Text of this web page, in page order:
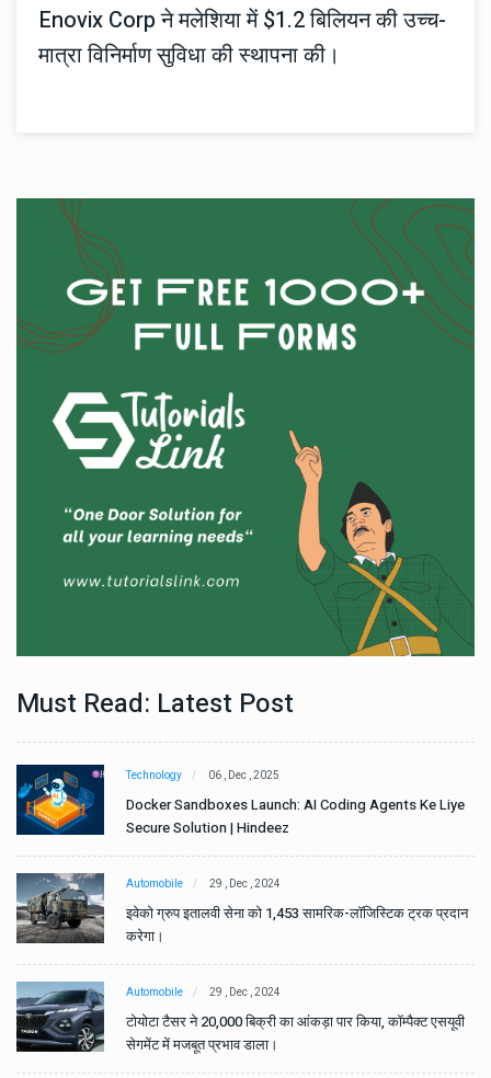
Enovix Corp ने मलेशिया में $1.2 बिलियन की उच्च-
मात्रा विनिर्माण सुविधा की स्थापना की।
Must Read: Latest Post
Technology 06 , Dec , 2025
Docker Sandboxes Launch: AI Coding Agents Ke Liye
Secure Solution | Hindeez
Automobile 29 , Dec , 2024
इवेको ग्रुप इतालवी सेना को 1,453 सामरिक-लॉजिस्टिक ट्रक प्रदान
करेगा।
Automobile 29 , Dec , 2024
टोयोटा टैसर ने 20,000 बिक्री का आंकड़ा पार किया, कॉम्पैक्ट एसयूवी
सेगमेंट में मजबूत प्रभाव डाला।